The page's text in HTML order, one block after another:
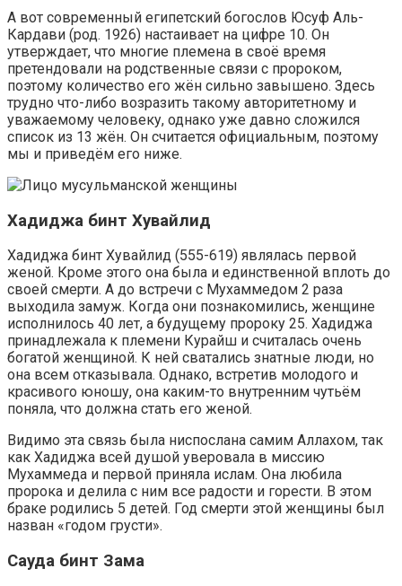
А вот современный египетский богослов Юсуф Аль-
Кардави (род. 1926) настаивает на цифре 10. Он
утверждает, что многие племена в своё время
претендовали на родственные связи с пророком,
поэтому количество его жён сильно завышено. Здесь
трудно что-либо возразить такому авторитетному и
уважаемому человеку, однако уже давно сложился
список из 13 жён. Он считается официальным, поэтому
мы и приведём его ниже.
Хадиджа бинт Хувайлид
Хадиджа бинт Хувайлид (555-619) являлась первой
женой. Кроме этого она была и единственной вплоть до
своей смерти. А до встречи с Мухаммедом 2 раза
выходила замуж. Когда они познакомились, женщине
исполнилось 40 лет, а будущему пророку 25. Хадиджа
принадлежала к племени Курайш и считалась очень
богатой женщиной. К ней сватались знатные люди, но
она всем отказывала. Однако, встретив молодого и
красивого юношу, она каким-то внутренним чутьём
поняла, что должна стать его женой.
Видимо эта связь была ниспослана самим Аллахом, так
как Хадиджа всей душой уверовала в миссию
Мухаммеда и первой приняла ислам. Она любила
пророка и делила с ним все радости и горести. В этом
браке родились 5 детей. Год смерти этой женщины был
назван «годом грусти».
Сауда бинт Зама